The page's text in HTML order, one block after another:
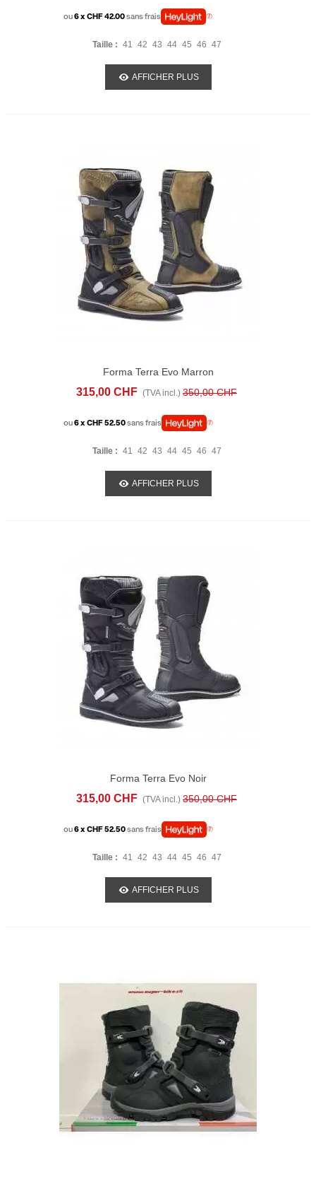
ou6 x CHF 42.00sans frais
Taille : 41 42 43 44 45 46 47
AFFICHER PLUS
Forma Terra Evo Marron
315,00 CHF (TVA incl.) 350,00 CHF
ou6 x CHF 52.50sans frais
Taille : 41 42 43 44 45 46 47
AFFICHER PLUS
Forma Terra Evo Noir
315,00 CHF (TVA incl.) 350,00 CHF
ou6 x CHF 52.50sans frais
Taille : 41 42 43 44 45 46 47
AFFICHER PLUS